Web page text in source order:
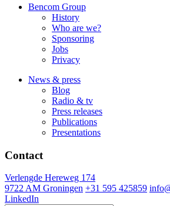
Bencom Group
History
Who are we?
Sponsoring
Jobs
Privacy
News & press
Blog
Radio & tv
Press releases
Publications
Presentations
Contact
Verlengde Hereweg 174
9722 AM Groningen +31 595 425859
LinkedIn